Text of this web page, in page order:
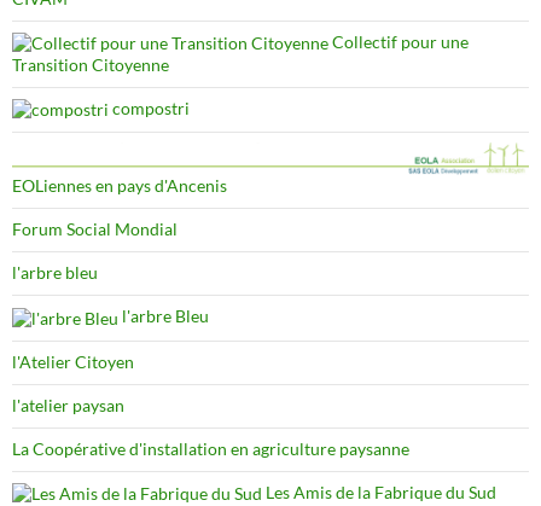
Collectif pour une
Transition Citoyenne
compostri
EOLiennes en pays d'Ancenis
Forum Social Mondial
l'arbre bleu
l'arbre Bleu
l'Atelier Citoyen
l'atelier paysan
La Coopérative d'installation en agriculture paysanne
Les Amis de la Fabrique du Sud